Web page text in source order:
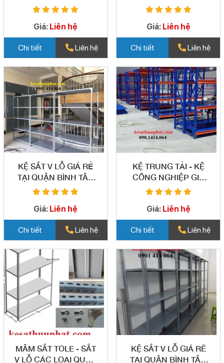
RẺ BÌNH TÂN 02
Giá: Liên hệ
Chi tiết Liên hệ
BÌNH TÂN 03
Giá: Liên hệ
Chi tiết Liên hệ
KỆ SẮT V LỖ GIÁ RẺ
TẠI QUẬN BÌNH TÂN
04
Giá: Liên hệ
Chi tiết Liên hệ
KỆ TRUNG TẢI - KỆ
CÔNG NGHIỆP GIÁ
RẺ QUẬN BÌNH TÂN -
Giá: Liên hệ
Chi tiết Liên hệ
MÂM SẮT TOLE - SẮT
V LỖ CÁC LOẠI QUẬN
KỆ SẮT V LỖ GIÁ RẼ
TẠI QUẬN BÌNH TÂN